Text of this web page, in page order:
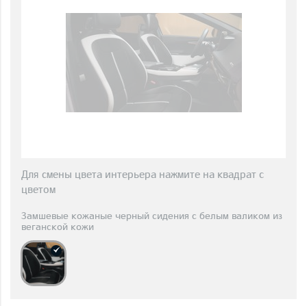
Для смены цвета интерьера нажмите на квадрат с
цветом
Замшевые кожаные черный сидения с белым валиком из
веганской кожи